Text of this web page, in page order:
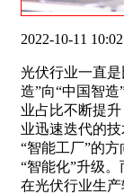
2022-10-11
光伏行业一直
造”向“中国智
业占比不断提
业迅速迭代的
“智能工厂”的
“智能化”升级
在光伏行业生产